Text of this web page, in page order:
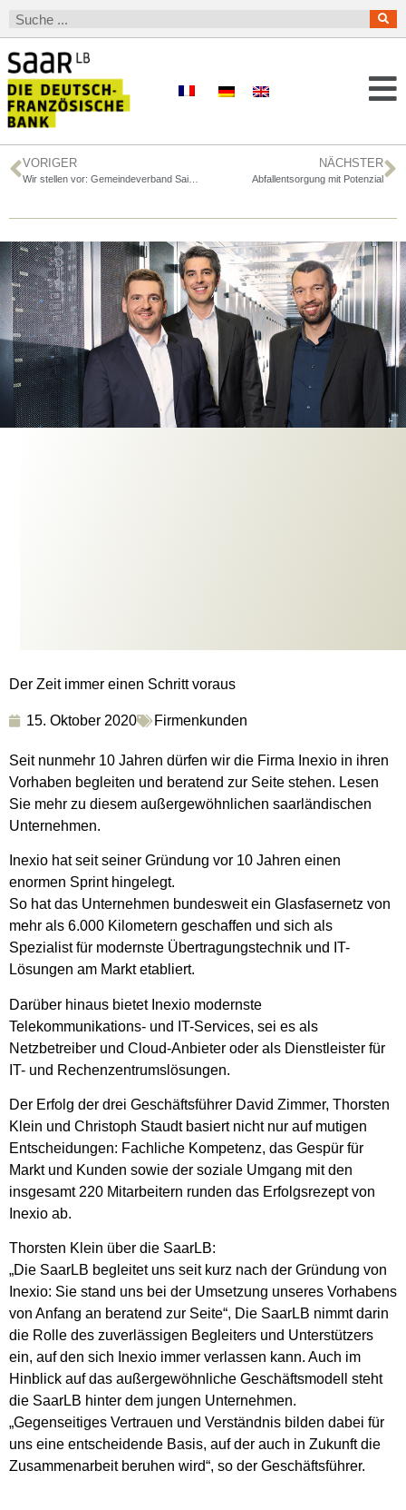
VORIGER NÄCHSTER
Abfallentsorgung mit Potenzial
Der Zeit immer einen Schritt voraus
15. Oktober 2020 Firmenkunden
Seit nunmehr 10 Jahren dürfen wir die Firma Inexio in ihren
Vorhaben begleiten und beratend zur Seite stehen. Lesen
Sie mehr zu diesem außergewöhnlichen saarländischen
Unternehmen.
Inexio hat seit seiner Gründung vor 10 Jahren einen
enormen Sprint hingelegt.
So hat das Unternehmen bundesweit ein Glasfasernetz von
mehr als 6.000 Kilometern geschaffen und sich als
Spezialist für modernste Übertragungstechnik und IT-
Lösungen am Markt etabliert.
Darüber hinaus bietet Inexio modernste
Telekommunikations- und IT-Services, sei es als
Netzbetreiber und Cloud-Anbieter oder als Dienstleister für
IT- und Rechenzentrumslösungen.
Der Erfolg der drei Geschäftsführer David Zimmer, Thorsten
Klein und Christoph Staudt basiert nicht nur auf mutigen
Entscheidungen: Fachliche Kompetenz, das Gespür für
Markt und Kunden sowie der soziale Umgang mit den
insgesamt 220 Mitarbeitern runden das Erfolgsrezept von
Inexio ab.
Thorsten Klein über die SaarLB:
„Die SaarLB begleitet uns seit kurz nach der Gründung von
Inexio: Sie stand uns bei der Umsetzung unseres Vorhabens
von Anfang an beratend zur Seite“, Die SaarLB nimmt darin
die Rolle des zuverlässigen Begleiters und Unterstützers
ein, auf den sich Inexio immer verlassen kann. Auch im
Hinblick auf das außergewöhnliche Geschäftsmodell steht
die SaarLB hinter dem jungen Unternehmen.
„Gegenseitiges Vertrauen und Verständnis bilden dabei für
uns eine entscheidende Basis, auf der auch in Zukunft die
Zusammenarbeit beruhen wird“, so der Geschäftsführer.